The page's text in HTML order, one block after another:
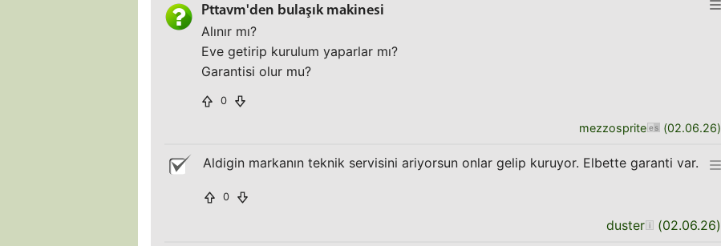
Pttavm'den bulaşık makinesi
Alınır mı?
Eve getirip kurulum yaparlar mı?
Garantisi olur mu?
0
mezzosprite (02.06.26)
Aldigin markanın teknik servisini ariyorsun onlar gelip kuruyor. Elbette garanti var.
0
duster (02.06.26)